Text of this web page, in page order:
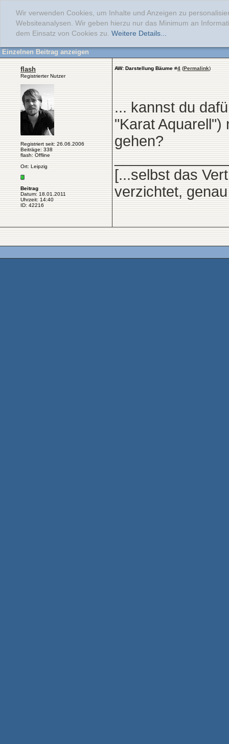
Wir verwenden Cookies, um Inhalte und Anzeigen zu
Websiteanalysen. Wir geben hierzu nur das Minimum an
dem Einsatz von Cookies zu. Weitere Details...
Einzelnen Beitrag anzeigen
flash
Registrierter Nutzer
Registriert seit: 26.06.2006
Beiträge: 338
flash: Offline
Ort: Leipzig
Beitrag
Datum: 18.01.2011
Uhrzeit: 14:40
ID: 42216
AW: Darstellung Bäume #4 (Permalink)
... kannst du
"Karat Aquarell")
gehen?
[...selbst das
verzichtet,